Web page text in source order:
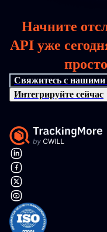
Начните
API уже
Свяжитесь с нашими
Интегрируйте сейчас